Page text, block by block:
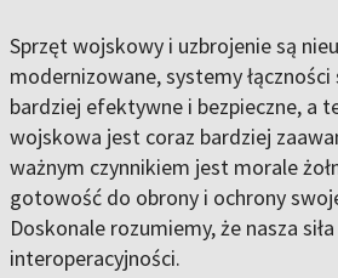
Sprzęt wojskowy i uzbrojenie są
modernizowane, systemy
bardziej efektywne i bezpieczne, a
wojskowa jest coraz bardziej
ważnym czynnikiem jest morale
gotowość do obrony i ochrony
Doskonale rozumiemy, że nasza
interoperacyjności.